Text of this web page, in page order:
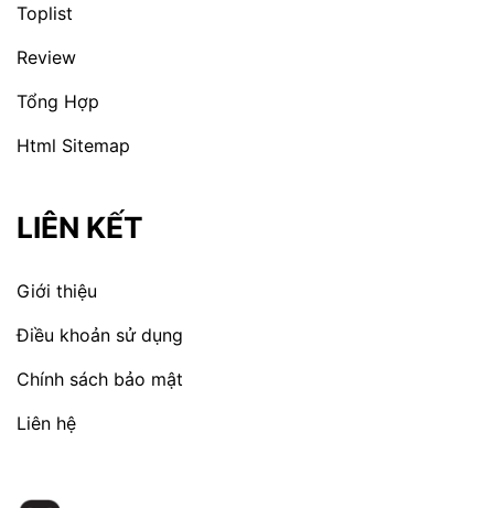
Toplist
Review
Tổng Hợp
Html Sitemap
LIÊN KẾT
Giới thiệu
Điều khoản sử dụng
Chính sách bảo mật
Liên hệ